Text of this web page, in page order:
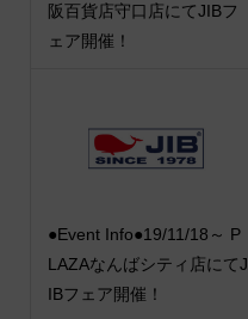
阪百貨店守口店にてJIBフ
ェア開催！
●Event Info●19/11/18～ P
LAZAなんばシティ店にてJ
IBフェア開催！